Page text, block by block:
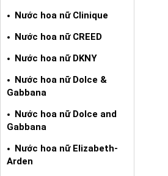
Nước hoa nữ Clinique
Nước hoa nữ CREED
Nước hoa nữ DKNY
Nước hoa nữ Dolce &
Gabbana
Nước hoa nữ Dolce and
Gabbana
Nước hoa nữ Elizabeth-
Arden